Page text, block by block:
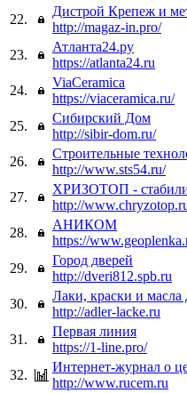
22.
Дистрой Крепеж и
http://magaz-in.pro/
23.
Атланта24.ру
https://atlanta24.ru
24.
ViaCeramica
https://viaceramica.ru/
25.
Сибирский Дом
http://sibir-dom.ru/
26.
Строительные
http://www.sts54.ru/
27.
ХРИЗОТОП -
http://
28.
АНИКОМ
https://
29.
Город дверей
http://dveri812.spb.ru
30.
Лаки, краски и масла
http://adler-lacke.ru
31.
Первая линия
https://1-line.pro/
32.
Интернет-журнал о
http://www.rucem.ru